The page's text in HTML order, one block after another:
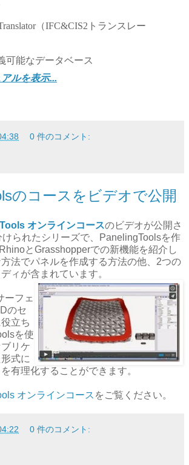
（IFC&CIS2トランスレー
可能なデータベース
ルを表示...
0 件のコメント:
のコースをビデオで公開
オンラインコースのビデオが公開さ
られたシリーズで、PanelingToolsを作
とGrasshopperでの新機能を紹介し
法でパネルを作成する方法の他、2つの
ィが含まれています。
ーフェ
のセ
立ち
を使
リケ
式に
有理化することができます。
オンラインコース をご覧ください。
0 件のコメント: